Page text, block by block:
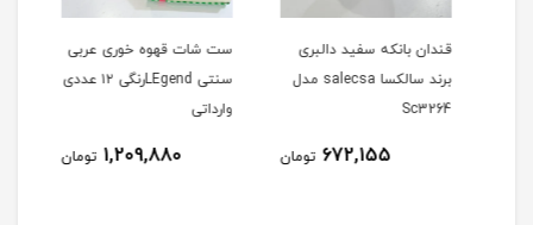
قندان بانکه سفید دالبری
برند سالکسا salecsa مدل
Sc3264
672,155 تومان
ست شات قهوه خوری عربی
سنتی LEgendرنگی ۱۲ عددی
وارداتی
1,209,880 تومان